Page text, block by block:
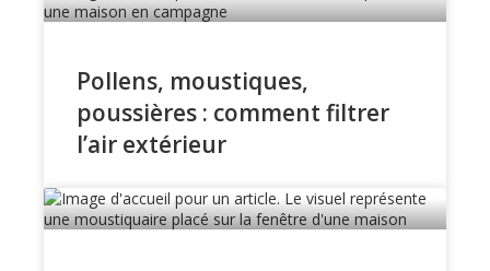
Pollens, moustiques,
poussières : comment filtrer
l’air extérieur